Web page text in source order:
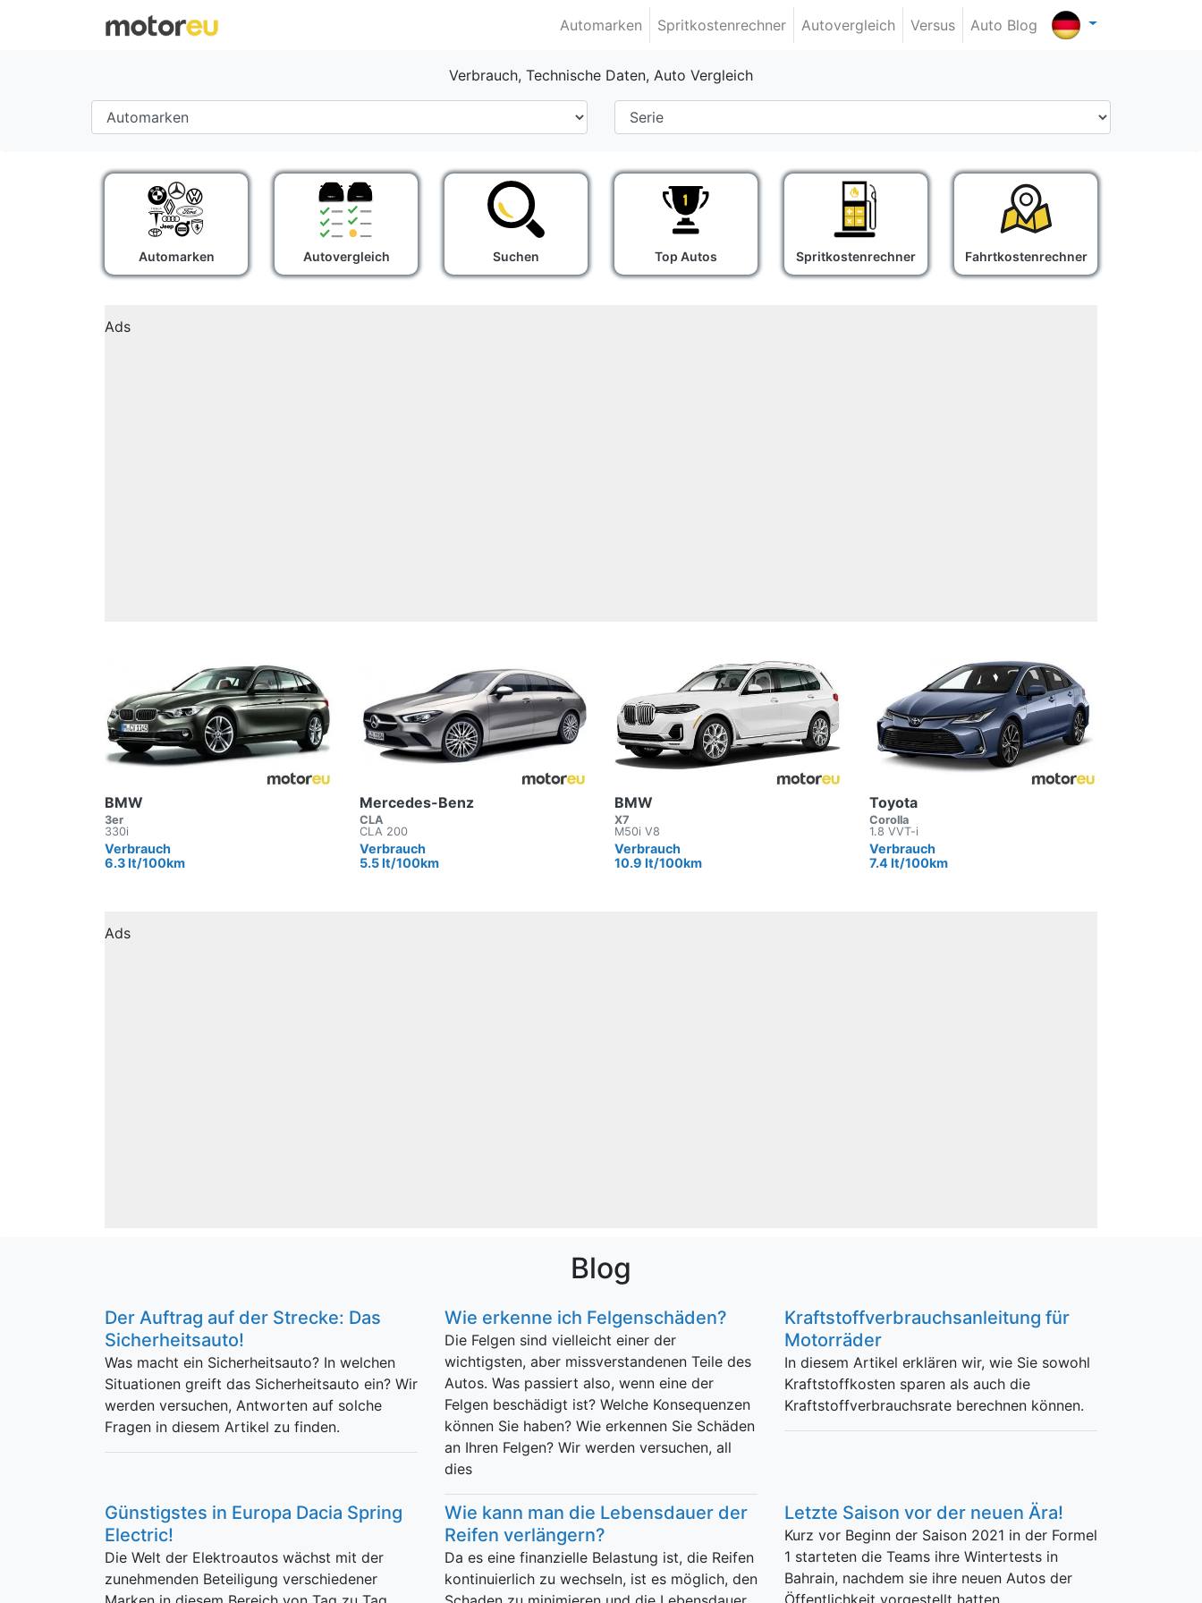
Automarken Spritkostenrechner Autovergleich Versus Auto Blog
Verbrauch, Technische Daten, Auto Vergleich
Automarken Autovergleich Suchen Top Autos Spritkostenrechner Fahrtkostenrechner
Ads
BMW
3er
330i
Verbrauch
6.3 lt/100km
Mercedes-Benz
CLA
CLA 200
Verbrauch
5.5 lt/100km
BMW
X7
M50i V8
Verbrauch
10.9 lt/100km
Toyota
Corolla
1.8 VVT-i
Verbrauch
7.4 lt/100km
Ads
Blog
Der Auftrag auf der Strecke: Das
Sicherheitsauto!
Was macht ein Sicherheitsauto? In welchen
Situationen greift das Sicherheitsauto ein? Wir
werden versuchen, Antworten auf solche
Fragen in diesem Artikel zu finden.
Wie erkenne ich Felgenschäden?
Die Felgen sind vielleicht einer der
wichtigsten, aber missverstandenen Teile des
Autos. Was passiert also, wenn eine der
Felgen beschädigt ist? Welche Konsequenzen
können Sie haben? Wie erkennen Sie Schäden
an Ihren Felgen? Wir werden versuchen, all
dies
Kraftstoffverbrauchsanleitung für
Motorräder
In diesem Artikel erklären wir, wie Sie sowohl
Kraftstoffkosten sparen als auch die
Kraftstoffverbrauchsrate berechnen können.
Günstigstes in Europa Dacia Spring
Electric!
Die Welt der Elektroautos wächst mit der
zunehmenden Beteiligung verschiedener
Wie kann man die Lebensdauer der
Reifen verlängern?
Da es eine finanzielle Belastung ist, die Reifen
kontinuierlich zu wechseln, ist es möglich, den
Letzte Saison vor der neuen Ära!
Kurz vor Beginn der Saison 2021 in der Formel
1 starteten die Teams ihre Wintertests in
Bahrain, nachdem sie ihre neuen Autos der
Öffentlichkeit vorgestellt hatten.